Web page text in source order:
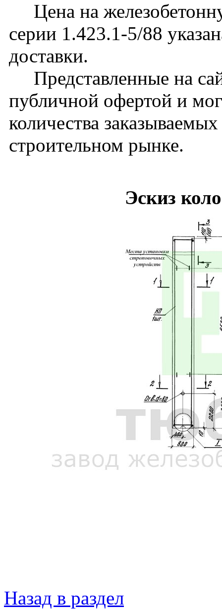
Цена на
серии 1.423.1-5/88
доставки.
Представленные на
публичной офертой и
количества
строительном рынке.
Эскиз
Назад в раздел